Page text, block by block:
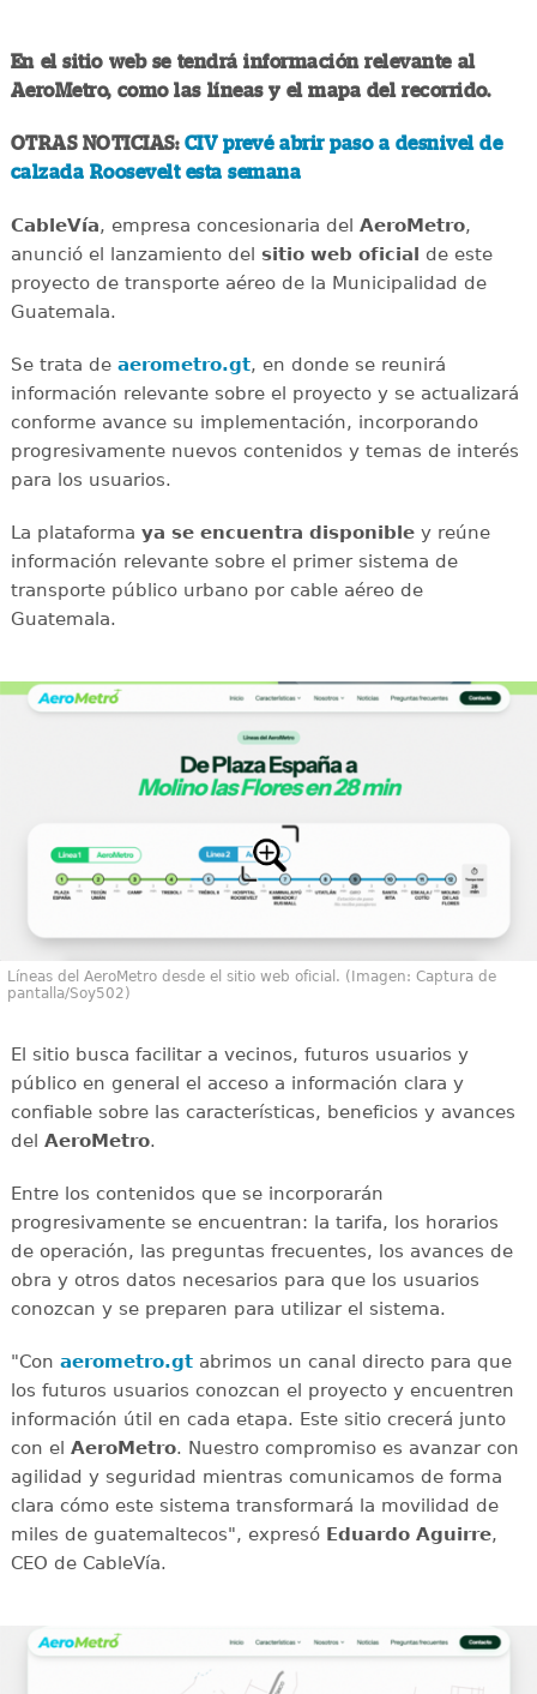
En el sitio web se tendrá información relevante al
AeroMetro, como las líneas y el mapa del recorrido.
OTRAS NOTICIAS: CIV prevé abrir paso a desnivel de
calzada Roosevelt esta semana
CableVía, empresa concesionaria del AeroMetro,
anunció el lanzamiento del sitio web oficial de este
proyecto de transporte aéreo de la Municipalidad de
Guatemala.
Se trata de aerometro.gt, en donde se reunirá
información relevante sobre el proyecto y se actualizará
conforme avance su implementación, incorporando
progresivamente nuevos contenidos y temas de interés
para los usuarios.
La plataforma ya se encuentra disponibley reúne
información relevante sobre el primer sistema de
transporte público urbano por cable aéreo de
Guatemala.
Líneas del AeroMetro desde el sitio web oficial. (Imagen: Captura de
pantalla/Soy502)
El sitio busca facilitar a vecinos, futuros usuarios y
público en general el acceso a información clara y
confiable sobre las características, beneficios y avances
del AeroMetro.
Entre los contenidos que se incorporarán
progresivamente se encuentran: la tarifa, los horarios
de operación, las preguntas frecuentes, los avances de
obra y otros datos necesarios para que los usuarios
conozcan y se preparen para utilizar el sistema.
"Con aerometro.gtabrimos un canal directo para que
los futuros usuarios conozcan el proyecto y encuentren
información útil en cada etapa. Este sitio crecerá junto
con el AeroMetro. Nuestro compromiso es avanzar con
agilidad y seguridad mientras comunicamos de forma
clara cómo este sistema transformará la movilidad de
miles de guatemaltecos", expresó Eduardo Aguirre,
CEO de CableVía.